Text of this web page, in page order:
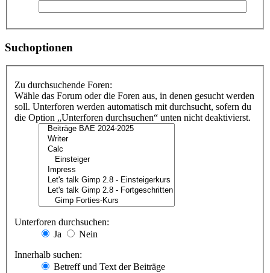
Suchoptionen
Zu durchsuchende Foren:
Wähle das Forum oder die Foren aus, in denen gesucht werden
soll. Unterforen werden automatisch mit durchsucht, sofern du
die Option „Unterforen durchsuchen“ unten nicht deaktivierst.
Unterforen durchsuchen:
Ja
Nein
Innerhalb suchen:
Betreff und Text der Beiträge